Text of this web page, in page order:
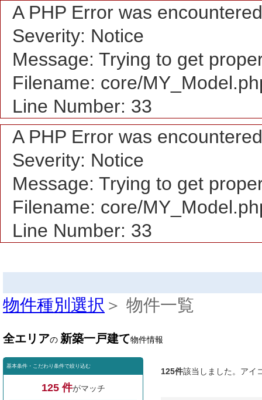
A PHP Error was encountered
Severity: Notice
Message: Trying to get
Filename: core/
Line Number: 33
A PHP Error was encountered
Severity: Notice
Message: Trying to get
Filename: core/
Line Number: 33
物件種別選択 ＞ 物件一覧
全エリアの 新築一戸建て物件情報
125件該当しました。アイ
基本条件・こだわり条件で絞り込む
125 件がマッチ